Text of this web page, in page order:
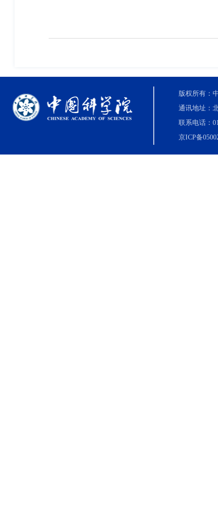
版权所有：
通讯地址：
联系电话：
京ICP备